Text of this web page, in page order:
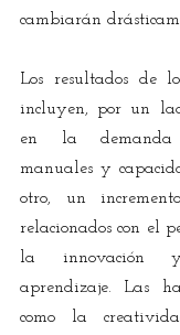
cambiarán
Los resultados de
incluyen, por un
en la demanda
manuales y
otro, un
relacionados con el
la innovación
aprendizaje. Las
como la